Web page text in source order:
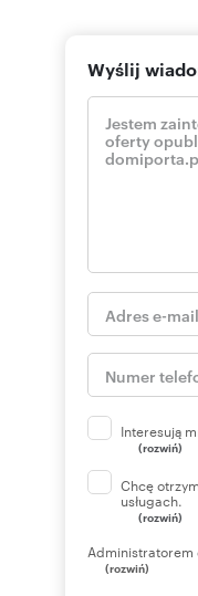
Wyślij
Interesują
(rozwiń)
Chcę
usługach.
(rozwiń)
Administratorem
(rozwiń)